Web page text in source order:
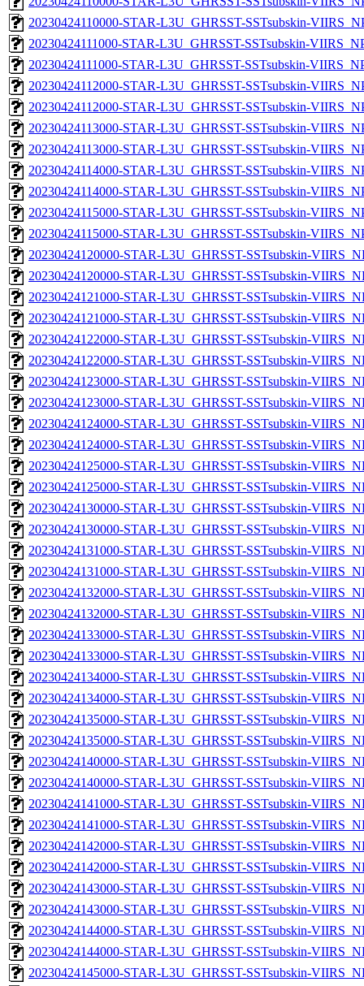
20230424110000-STAR-L3U_GHRSST-SSTsubskin-
20230424111000-STAR-L3U_GHRSST-SSTsubskin-
20230424111000-STAR-L3U_GHRSST-SSTsubskin-
20230424112000-STAR-L3U_GHRSST-SSTsubskin-
20230424112000-STAR-L3U_GHRSST-SSTsubskin-
20230424113000-STAR-L3U_GHRSST-SSTsubskin-
20230424113000-STAR-L3U_GHRSST-SSTsubskin-
20230424114000-STAR-L3U_GHRSST-SSTsubskin-
20230424114000-STAR-L3U_GHRSST-SSTsubskin-
20230424115000-STAR-L3U_GHRSST-SSTsubskin-
20230424115000-STAR-L3U_GHRSST-SSTsubskin-
20230424120000-STAR-L3U_GHRSST-SSTsubskin-
20230424120000-STAR-L3U_GHRSST-SSTsubskin-
20230424121000-STAR-L3U_GHRSST-SSTsubskin-
20230424121000-STAR-L3U_GHRSST-SSTsubskin-
20230424122000-STAR-L3U_GHRSST-SSTsubskin-
20230424122000-STAR-L3U_GHRSST-SSTsubskin-
20230424123000-STAR-L3U_GHRSST-SSTsubskin-
20230424123000-STAR-L3U_GHRSST-SSTsubskin-
20230424124000-STAR-L3U_GHRSST-SSTsubskin-
20230424124000-STAR-L3U_GHRSST-SSTsubskin-
20230424125000-STAR-L3U_GHRSST-SSTsubskin-
20230424125000-STAR-L3U_GHRSST-SSTsubskin-
20230424130000-STAR-L3U_GHRSST-SSTsubskin-
20230424130000-STAR-L3U_GHRSST-SSTsubskin-
20230424131000-STAR-L3U_GHRSST-SSTsubskin-
20230424131000-STAR-L3U_GHRSST-SSTsubskin-
20230424132000-STAR-L3U_GHRSST-SSTsubskin-
20230424132000-STAR-L3U_GHRSST-SSTsubskin-
20230424133000-STAR-L3U_GHRSST-SSTsubskin-
20230424133000-STAR-L3U_GHRSST-SSTsubskin-
20230424134000-STAR-L3U_GHRSST-SSTsubskin-
20230424134000-STAR-L3U_GHRSST-SSTsubskin-
20230424135000-STAR-L3U_GHRSST-SSTsubskin-
20230424135000-STAR-L3U_GHRSST-SSTsubskin-
20230424140000-STAR-L3U_GHRSST-SSTsubskin-
20230424140000-STAR-L3U_GHRSST-SSTsubskin-
20230424141000-STAR-L3U_GHRSST-SSTsubskin-
20230424141000-STAR-L3U_GHRSST-SSTsubskin-
20230424142000-STAR-L3U_GHRSST-SSTsubskin-
20230424142000-STAR-L3U_GHRSST-SSTsubskin-
20230424143000-STAR-L3U_GHRSST-SSTsubskin-
20230424143000-STAR-L3U_GHRSST-SSTsubskin-
20230424144000-STAR-L3U_GHRSST-SSTsubskin-
20230424144000-STAR-L3U_GHRSST-SSTsubskin-
20230424145000-STAR-L3U_GHRSST-SSTsubskin-